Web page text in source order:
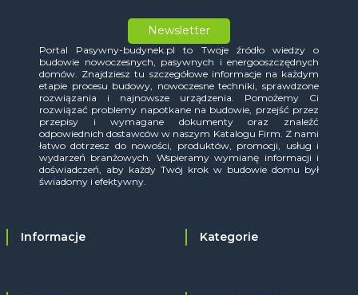
Newsletter
Portal Pasywny-budynek.pl to Twoje źródło wiedzy o
budowie nowoczesnych, pasywnych i energooszczędnych
domów. Znajdziesz tu szczegółowe informacje na każdym
etapie procesu budowy, nowoczesne techniki, sprawdzone
rozwiązania i najnowsze urządzenia. Pomożemy Ci
rozwiązać problemy napotkane na budowie, przejść przez
przepisy i wymagane dokumenty oraz znaleźć
odpowiednich dostawców w naszym Katalogu Firm. Z nami
łatwo dotrzesz do nowości, produktów, promocji, usług i
wydarzeń branżowych. Wspieramy wymianę informacji i
doświadczeń, aby każdy Twój krok w budowie domu był
świadomy i efektywny.
Informacje Kategorie